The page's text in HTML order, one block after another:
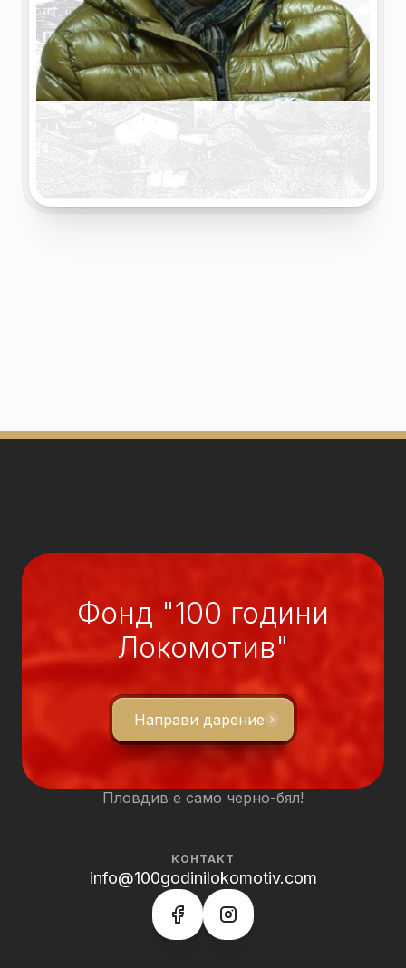
Фонд "100 години
Локомотив"
Направи дарение
Пловдив е само черно-бял!
КОНТАКТ
info@100godinilokomotiv.com